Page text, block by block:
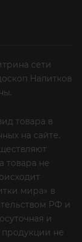
сети
Напитков
товара в
на сайте.
товара не
мира» в
РФ и
и
продукции не